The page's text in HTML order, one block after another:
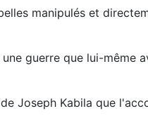
manipulés et
guerre que lui-même
Joseph Kabila que